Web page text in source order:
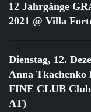
12 Jahrgänge
2021 @ Villa
Dienstag, 12.
Anna Tkachenko
FINE CLUB
AT)